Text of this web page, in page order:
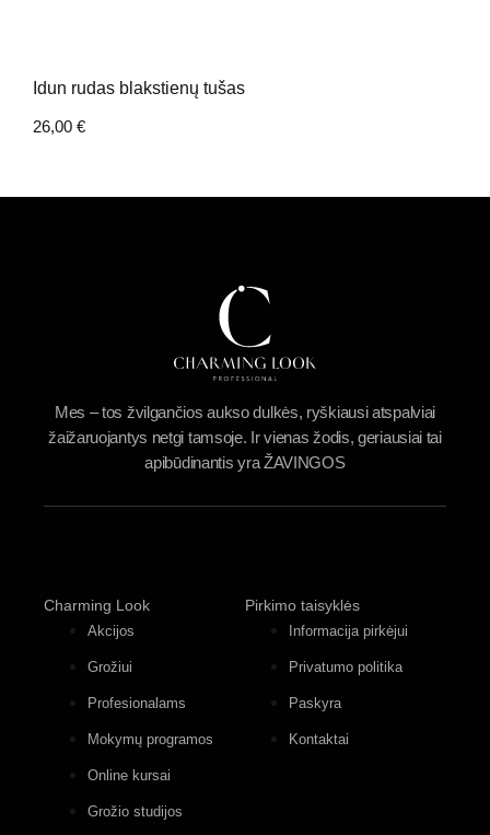
Idun rudas blakstienų tušas
26,00 €
Mes – tos žvilgančios aukso dulkės, ryškiausi atspalviai
žaižaruojantys netgi tamsoje. Ir vienas žodis, geriausiai tai
apibūdinantis yra ŽAVINGOS
Charming Look
Akcijos
Grožiui
Profesionalams
Mokymų programos
Online kursai
Grožio studijos
Pirkimo taisyklės
Informacija pirkėjui
Privatumo politika
Paskyra
Kontaktai